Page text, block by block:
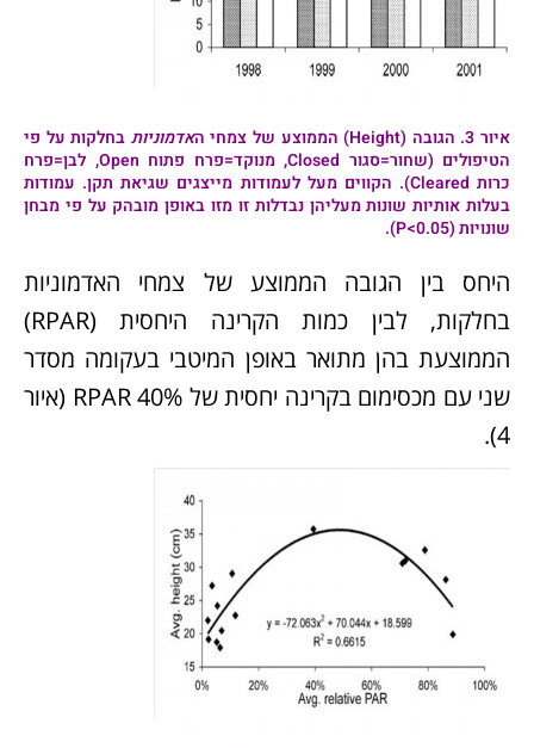
איור 3
. הגובה (Height) הממוצע של צמחי ה אדמוניות בחלקות על פי
הטיפולים (שחור=סגור Closed, מנוקד=פרח פתוח Open, לבן=פרח
כרות Cleared). הקווים מעל לעמודות מייצגים שגיאת תקן. עמודות
בעלות אותיות שונות מעליהן נבדלות זו מזו באופן מובהק על פי מבחן
שונויות (P<0.05).
היחס בין הגובה הממוצע של צמחי האדמוניות
בחלקות, לבין כמות הקרינה היחסית (RPAR)
הממוצעת בהן מתואר באופן המיטבי בעקומה מסדר
שני עם מכסימום בקרינה יחסית של 40% RPAR (איור
4).